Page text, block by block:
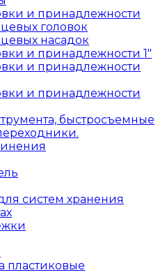
и принадлежности
головок
насадок
и принадлежности 1"
и принадлежности
и принадлежности
быстросъемные
систем хранения
пластиковые